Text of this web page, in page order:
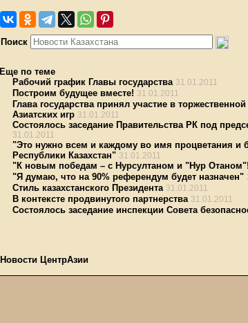
Поиск
Еще по теме
Рабочий график Главы государства 31.01.2011
Построим будущее вместе! 31.01.2011
Глава государства принял участие в
Азиатских игр 31.01.2011
Состоялось заседание Правительства РК под
31.01.2011
"Это нужно всем и каждому во имя процветания и
Республики Казахстан" 31.01.2011
"К новым победам – с Нурсултаном и "Нур Отаном"!
"Я думаю, что на 90% референдум будет назначен"
Стиль казахстанского Президента 31.01.2011
В контексте продвинутого партнерства 31.01.2011
Состоялось заседание инспекции Совета
Новости ЦентрАзии